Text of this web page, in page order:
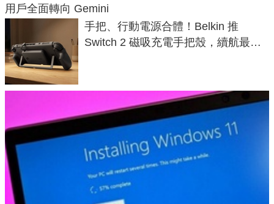
用戶全面轉向 Gemini
手把、行動電源合體！Belkin 推
Switch 2 磁吸充電手把殼，續航最高